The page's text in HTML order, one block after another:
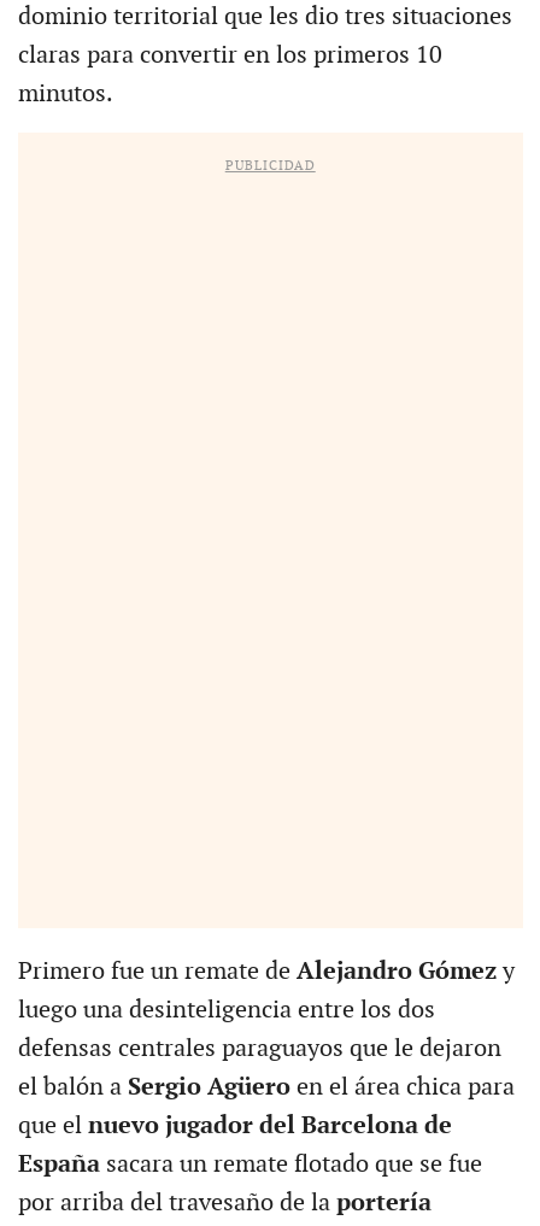
dominio territorial que les dio tres situaciones
claras para convertir en los primeros 10
minutos.
PUBLICIDAD
Primero fue un remate de Alejandro Gómezy
luego una desinteligencia entre los dos
defensas centrales paraguayos que le dejaron
el balón a Sergio Agüero en el área chica para
que el nuevo jugador del Barcelona de
España sacara un remate flotado que se fue
por arriba del travesaño de la portería